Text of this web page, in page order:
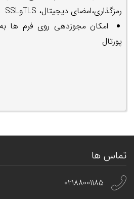
رمزگذاری،امضای دیجیتال، TLSوSSL
امکان مجوزدهی روی فرم ها
پورتال
تماس ها
02188001185